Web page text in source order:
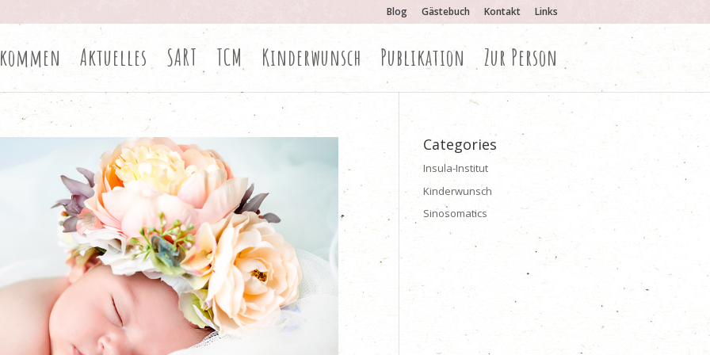
Blog Gästebuch Kontakt Links
Aktuelles SART TCM Kinderwunsch Publikation Zur Person
Categories
Insula-Institut
Kinderwunsch
Sinosomatics